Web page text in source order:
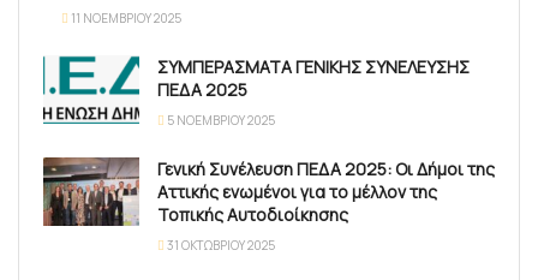
11 ΝΟΕΜΒΡΊΟΥ 2025
ΣΥΜΠΕΡΑΣΜΑΤΑ ΓΕΝΙΚΗΣ ΣΥΝΕΛΕΥΣΗΣ
ΠΕΔΑ 2025
5 ΝΟΕΜΒΡΊΟΥ 2025
Γενική Συνέλευση ΠΕΔΑ 2025: Οι Δήμοι της
Αττικής ενωμένοι για το μέλλον της
Τοπικής Αυτοδιοίκησης
31 ΟΚΤΩΒΡΊΟΥ 2025